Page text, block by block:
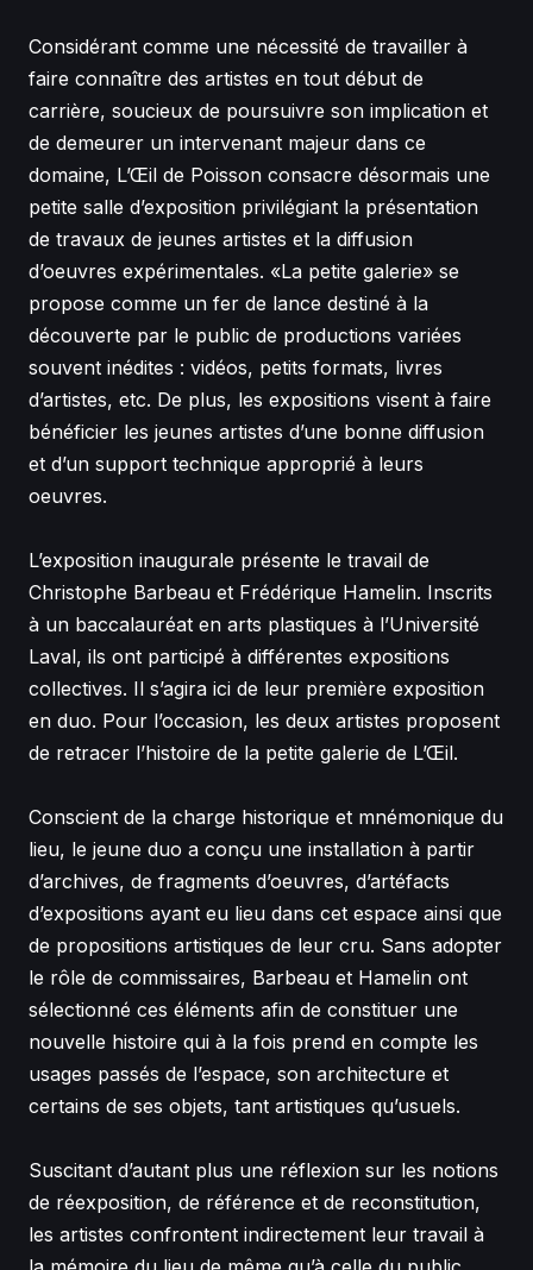
Considérant comme une nécessité de travailler à
faire connaître des artistes en tout début de
carrière, soucieux de poursuivre son implication et
de demeurer un intervenant majeur dans ce
domaine, L’Œil de Poisson consacre désormais une
petite salle d’exposition privilégiant la présentation
de travaux de jeunes artistes et la diffusion
d’oeuvres expérimentales. «La petite galerie» se
propose comme un fer de lance destiné à la
découverte par le public de productions variées
souvent inédites : vidéos, petits formats, livres
d’artistes, etc. De plus, les expositions visent à faire
bénéficier les jeunes artistes d’une bonne diffusion
et d’un support technique approprié à leurs
oeuvres.
L’exposition inaugurale présente le travail de
Christophe Barbeau et Frédérique Hamelin. Inscrits
à un baccalauréat en arts plastiques à l’Université
Laval, ils ont participé à différentes expositions
collectives. Il s’agira ici de leur première exposition
en duo. Pour l’occasion, les deux artistes proposent
de retracer l’histoire de la petite galerie de L’Œil.
Conscient de la charge historique et mnémonique du
lieu, le jeune duo a conçu une installation à partir
d’archives, de fragments d’oeuvres, d’artéfacts
d’expositions ayant eu lieu dans cet espace ainsi que
de propositions artistiques de leur cru. Sans adopter
le rôle de commissaires, Barbeau et Hamelin ont
sélectionné ces éléments afin de constituer une
nouvelle histoire qui à la fois prend en compte les
usages passés de l’espace, son architecture et
certains de ses objets, tant artistiques qu’usuels.
Suscitant d’autant plus une réflexion sur les notions
de réexposition, de référence et de reconstitution,
les artistes confrontent indirectement leur travail à